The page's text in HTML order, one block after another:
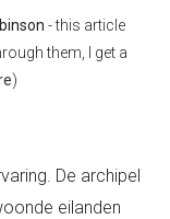
- this article
them, I get a
)
De archipel
eilanden